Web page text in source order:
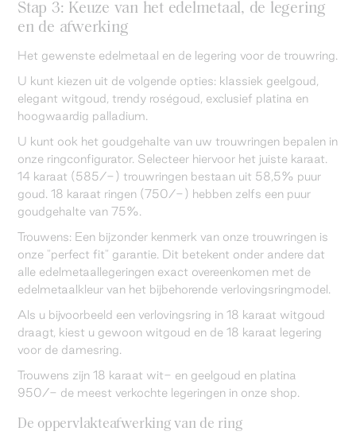
Stap 3: Keuze van het edelmetaal, de legering
en de afwerking
Het gewenste edelmetaal en de legering voor de trouwring.
U kunt kiezen uit de volgende opties: klassiek geelgoud,
elegant witgoud, trendy roségoud, exclusief platina en
hoogwaardig palladium.
U kunt ook het goudgehalte van uw trouwringen bepalen in
onze ringconfigurator. Selecteer hiervoor het juiste karaat.
14 karaat (585/-) trouwringen bestaan uit 58,5% puur
goud. 18 karaat ringen (750/-) hebben zelfs een puur
goudgehalte van 75%.
Trouwens: Een bijzonder kenmerk van onze trouwringen is
onze "perfect fit" garantie. Dit betekent onder andere dat
alle edelmetaallegeringen exact overeenkomen met de
edelmetaalkleur van het bijbehorende verlovingsringmodel.
Als u bijvoorbeeld een verlovingsring in 18 karaat witgoud
draagt, kiest u gewoon witgoud en de 18 karaat legering
voor de damesring.
Trouwens zijn 18 karaat wit- en geelgoud en platina
950/- de meest verkochte legeringen in onze shop.
De oppervlakteafwerking van de ring